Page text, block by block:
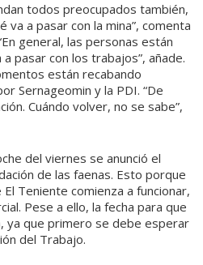
todos preocupados también,
va a pasar con la mina”, comenta
general, las personas están
pasar con los trabajos”, añade.
están recabando
Sernageomin y la PDI. “De
Cuándo volver, no se sabe”,
del viernes se anunció el
de las faenas. Esto porque
Teniente comienza a funcionar,
Pese a ello, la fecha para que
ya que primero se debe esperar
del Trabajo.